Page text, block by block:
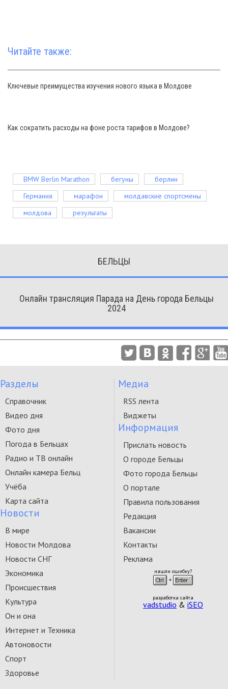
Читайте также:
Ключевые преимущества изучения нового языка в Молдове
Как сократить расходы на фоне роста тарифов в Молдове?
BMW Berlin Marathon бегуны
берлин
Германия
марафон
молдавские спортсмены
молдова
результаты
БЕЛЬЦЫ
Онлайн трансляция Парада на День города Бельцы
2024
Разделы
Справочник
Видео дня
Фото дня
Погода в Бельцах
Радио и ТВ онлайн
Онлайн камера Бельц
Учёба
Карта сайта
Новости
В мире
Новости Молдова
Новости СНГ
Экономика
Происшествия
Культура
Он и она
Интернет и Техника
Автоновости
Спорт
Здоровье
Медиа
RSS лента
Виджеты
Информация
Прислать новость
О городе Бельцы
Фото города Бельцы
О портале
Правила пользования
Редакция
Вакансии
Контакты
Реклама
нашли ошибку?
разработка сайта
vadstudio & iSEO